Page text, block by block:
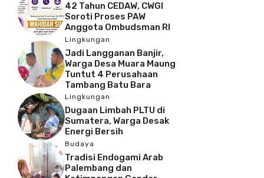
42 Tahun CEDAW, CWGI
Soroti Proses PAW
Anggota Ombudsman RI
Lingkungan
Jadi Langganan Banjir,
Warga Desa Muara Maung
Tuntut 4 Perusahaan
Tambang Batu Bara
Lingkungan
Dugaan Limbah PLTU di
Sumatera, Warga Desak
Energi Bersih
Budaya
Tradisi Endogami Arab
Palembang dan